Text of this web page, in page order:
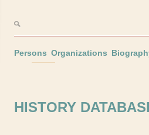
Persons Organizations
HISTORY